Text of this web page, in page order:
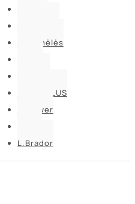
Vaistinėlės
DELTA PLUS
U-power
L.Brador